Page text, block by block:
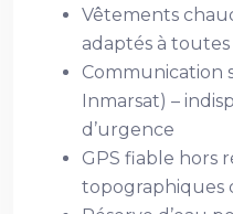
Vêtements
adaptés à
Communication
Inmarsat) –
d’urgence
GPS fiable hors
topographiques